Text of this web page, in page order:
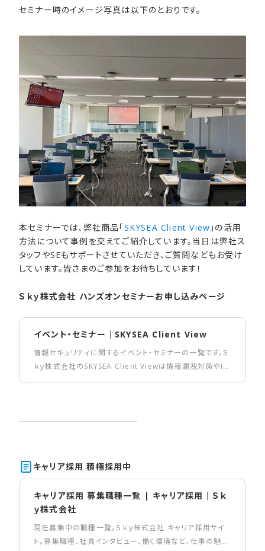
セミナー時のイメージ写真は以下のとおりです。
本セミナーでは、弊社商品「SKYSEA Client View 」の活用
方法について事例を交えてご紹介しています。当日は弊社ス
タッフやSEもサポートさせていただき、ご質問などもお受け
しています。皆さまのご参加をお待ちしています！
Ｓｋｙ株式会社 ハンズオンセミナーお申し込みページ
イベント・セミナー｜SKYSEA Client View
情報セキュリティに関するイベント・セミナーの一覧です。Ｓ
ｋｙ株式会社のSKYSEA Client Viewは情報漏洩対策やIT
キャリア採用 積極採用中
キャリア採用 募集職種一覧 | キャリア採用｜Ｓｋ
ｙ株式会社
現在募集中の職種一覧。Ｓｋｙ株式会社 キャリア採用サイ
ト。募集職種、社員インタビュー、働く環境など、仕事の魅力